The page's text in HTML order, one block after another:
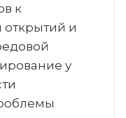
к
открытий и
у